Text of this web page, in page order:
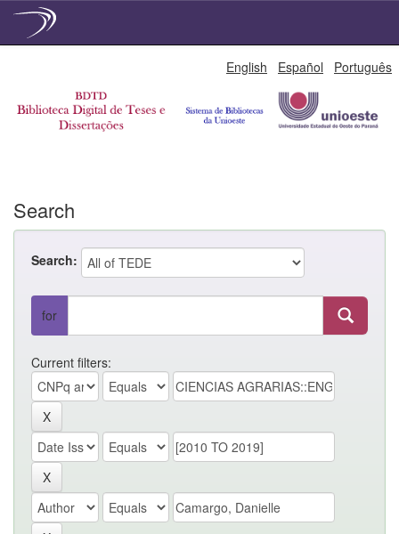
English Español Português
Search
Search:
for
Current filters: